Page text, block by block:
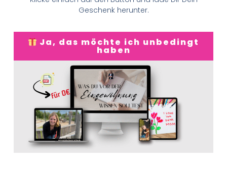
Geschenk herunter.
Ja, das möchte ich unbedingt
haben